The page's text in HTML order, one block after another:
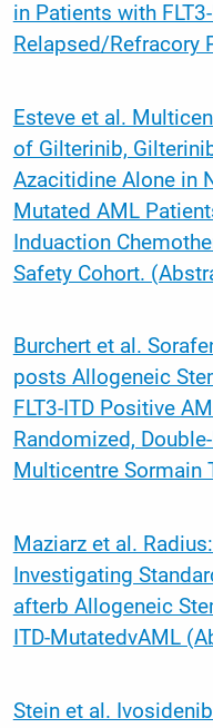
in Patients with
Relapsed/Refracory
Esteve et al.
of Gilterinib,
Azacitidine Alone in
Mutated AML
Induaction
Safety Cohort.
Burchert et al.
posts Allogeneic
FLT3-ITD Positive
Randomized,
Multicentre Sormain
Maziarz et al.
Investigating
afterb Allogeneic
ITD-MutatedvAML
Stein et al.